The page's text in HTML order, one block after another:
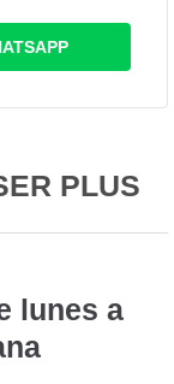
PLUS
lunes a